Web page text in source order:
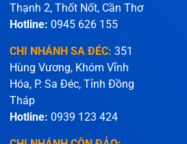
Thạnh 2, Thốt Nốt, Cần Thơ
Hotline: 0945 626 155
CHI NHÁNH SA ĐÉC: 351
Hùng Vương, Khóm Vĩnh
Hóa, P. Sa Đéc, Tỉnh Đồng
Tháp
Hotline: 0939 123 424